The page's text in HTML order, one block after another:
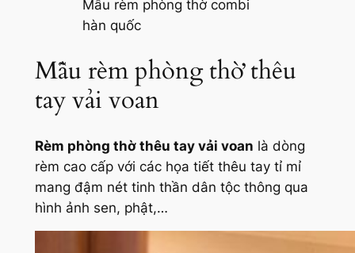
Mẫu rèm phòng thờ combi
hàn quốc
Mẫu rèm phòng thờ thêu
tay vải voan
Rèm phòng thờ thêu tay vải voan là dòng
rèm cao cấp với các họa tiết thêu tay tỉ mỉ
mang đậm nét tinh thần dân tộc thông qua
hình ảnh sen, phật,…